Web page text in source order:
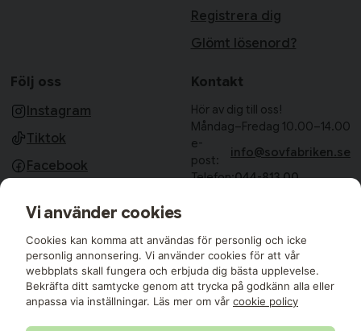
Registrera dig
Glömt lösenord?
Följ oss
Instagram
Tiktok
Facebook
Kontakt
Hör av dig till oss!
Måndag–Fredag 10.00–14.00
e-
post:
info@sovfabriken.se
Telefon:044-813 00
28832 Vinslöv
Medlemmar i:
Vi använder cookies
Cookies kan komma att användas för personlig och icke
personlig annonsering. Vi använder cookies för att vår
webbplats skall fungera och erbjuda dig bästa upplevelse.
Bekräfta ditt samtycke genom att trycka på godkänn alla eller
anpassa via inställningar. Läs mer om vår cookie policy